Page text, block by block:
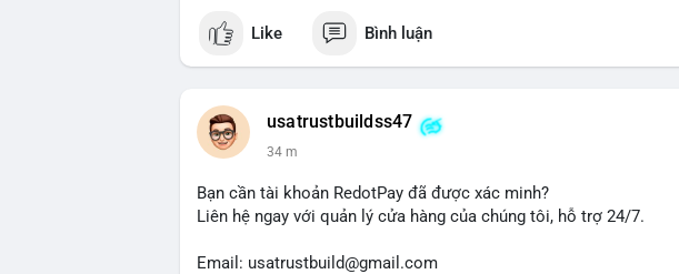
#buyverifiedwiseaccounts #marketing #seo #smm #trendingnow
Like Bình luận
usatrustbuildss47
34 m
Bạn cần tài khoản RedotPay đã được xác minh?
Liên hệ ngay với quản lý cửa hàng của chúng tôi, hỗ trợ 24/7.
Email: usatrustbuild@gmail.com